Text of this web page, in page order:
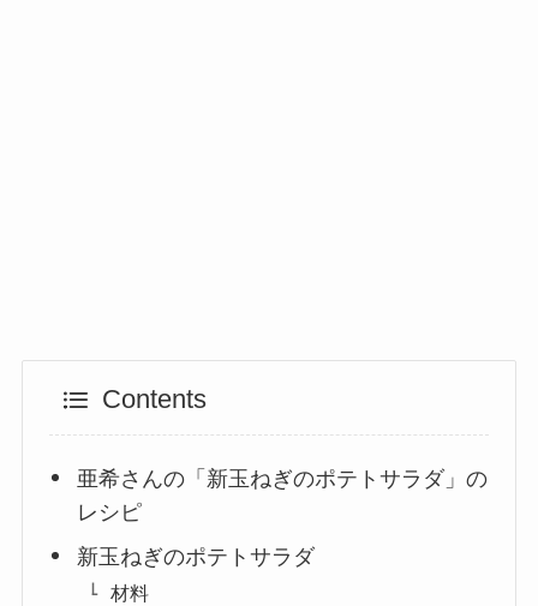
Contents
亜希さんの「新玉ねぎのポテトサラダ」の
レシピ
新玉ねぎのポテトサラダ
材料